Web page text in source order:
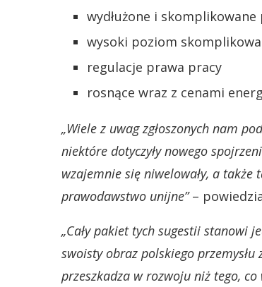
wydłużone i
wysoki poziom
regulacje prawa pracy
rosnące wraz z cenami
„Wiele z uwag zgłoszonych nam
niektóre dotyczyły nowego
wzajemnie się niwelowały, a
prawodawstwo unijne”–
„Cały pakiet tych sugestii stanowi
swoisty obraz polskiego
przeszkadza w rozwoju niż tego,